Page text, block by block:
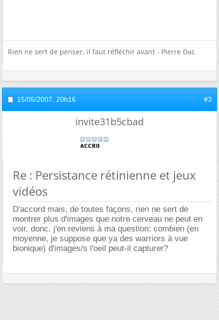
Rien ne sert de penser, il faut réfléchir avant - Pierre Dac
15/05/2007, 20h16 #3
invite31b5cbad
Re : Persistance rétinienne et jeux
vidéos
D'accord mais, de toutes façons, rien ne sert de
montrer plus d'images que notre cerveau ne peut en
voir, donc, j'en reviens à ma question: combien (en
moyenne, je suppose que ya des warriors à vue
bionique) d'images/s l'oeil peut-il capturer?